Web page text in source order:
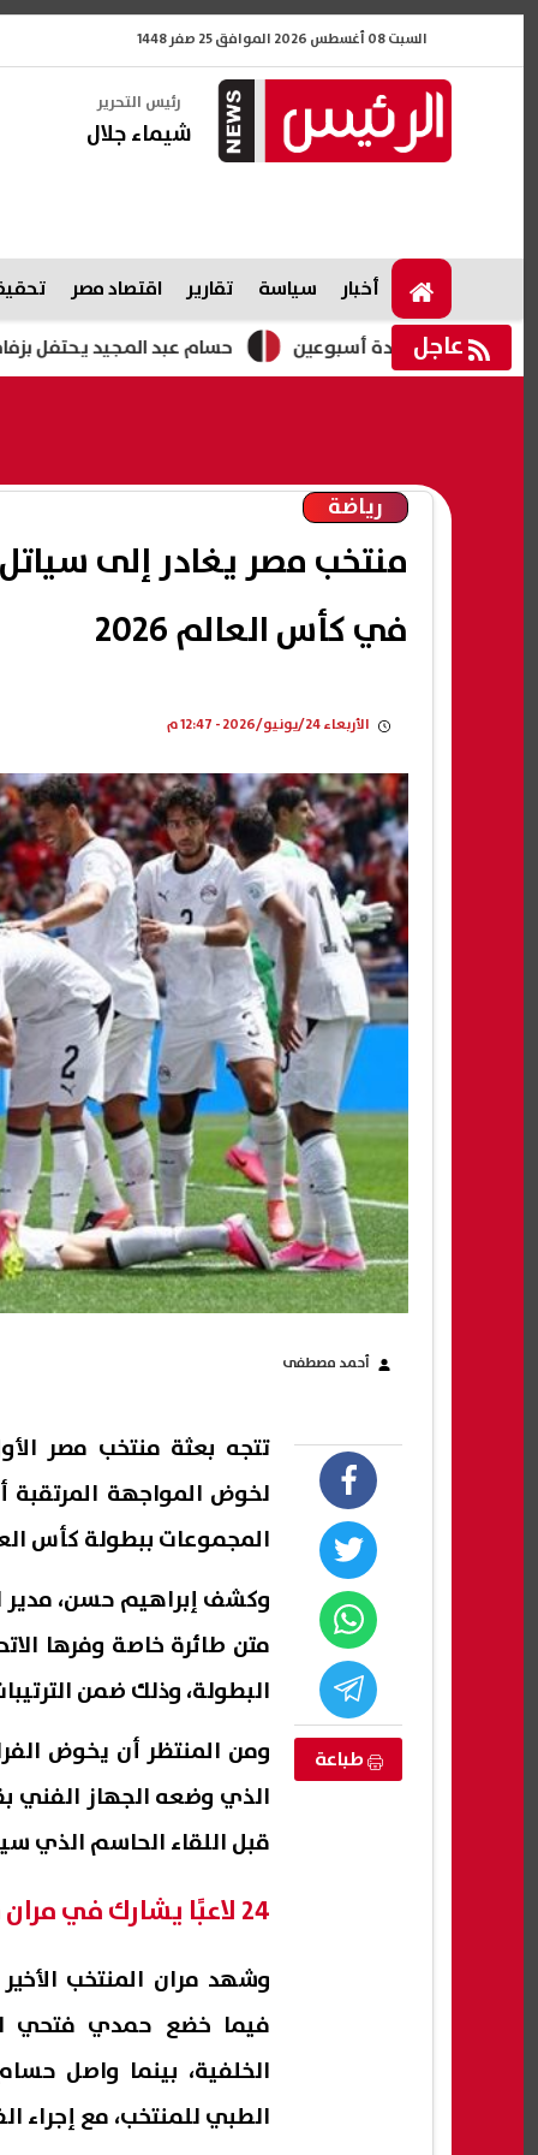
السبت 08 أغسطس 2026 الموافق 25 صفر 1448
رئيس التحرير
شيماء جلال
أخبار سياسة تقارير اقتصاد مصر
عاجل حسام عبد المجيد يحتفل بزفافه.. لمدة أسبوعين
رياضة
منتخب مصر يغادر إلى
في كأس العالم 2026
الأربعاء 24/يونيو/2026 - 12:47 م
أحمد مصطفى
طباعة
تتجه بعثة منتخب مصر
لخوض المواجهة المرتقبة
المجموعات ببطولة كأس العالم
وكشف إبراهيم حسن، مدير
متن طائرة خاصة وفرها
البطولة، وذلك ضمن
ومن المنتظر أن يخوض
الذي وضعه الجهاز الفني
قبل اللقاء الحاسم الذي
24 لاعبًا يشارك في مران منتخب مصر
فيما خضع حمدي فتحي
الخلفية، بينما واصل
الطبي للمنتخب، مع إجراء
هيثم حسن على أعتاب سيلتيك..
استبعاد مفاجئ من ريال أوفييدو